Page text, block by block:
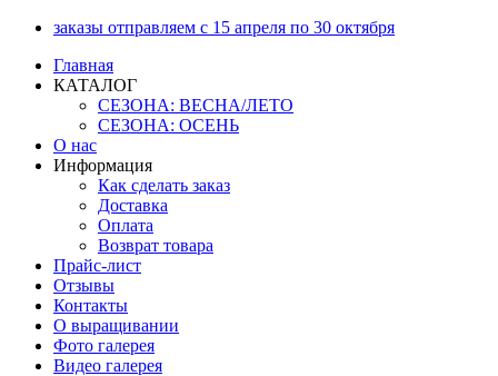
Перейти
содержимому
заказы отправляем с 15 апреля по 30 октября
Главная
КАТАЛОГ
СЕЗОНА: ВЕСНА/ЛЕТО
СЕЗОНА: ОСЕНЬ
О нас
Информация
Как сделать заказ
Доставка
Оплата
Возврат товара
Прайс-лист
Отзывы
Контакты
О выращивании
Фото галерея
Видео галерея